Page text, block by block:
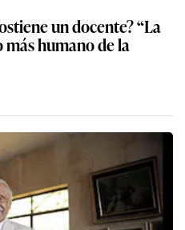
un docente? “La
humano de la